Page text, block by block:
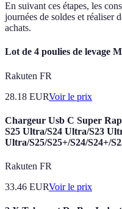
En suivant ces étapes, les
journées de soldes et réaliser
achats.
Lot de 4 poulies de levage
Rakuten FR
28.18 EURVoir le prix
Chargeur Usb C Super
S25 Ultra/S24 Ultra/S23
Ultra/S25/S25+/S24/S24+/
Rakuten FR
33.46 EURVoir le prix